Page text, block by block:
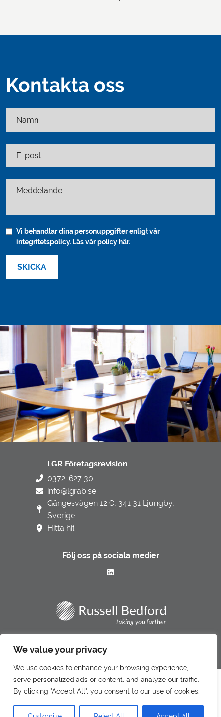
We value your privacy
We use cookies to enhance your browsing experience,
serve personalized ads or content, and analyze our traffic.
By clicking "Accept All", you consent to our use of cookies.
Kontakta oss
Namn
E-post
Vi behandlar dina personuppgifter enligt vår
integritetspolicy. Läs vår policy här.
LGR Företagsrevision
0372-627 30
info@lgrab.se
Gängesvägen 12 C, 341 31 Ljungby,
Sverige
Hitta hit
Följ oss på sociala medier
Underbiträden
Klagomålshantering
Denna webbplats använder cookies för att förbättra din
upplevelse. Läs mer om vår integritetspolicy här.